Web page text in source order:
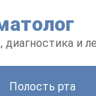
и
Полость рта